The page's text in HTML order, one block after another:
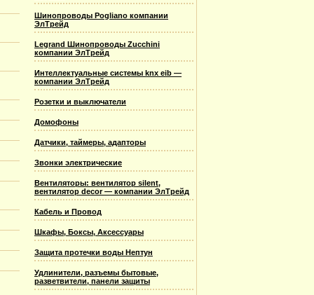
Шинопроводы Pogliano компании
ЭлТрейд
Legrand Шинопроводы Zucchini
компании ЭлТрейд
Интеллектуальные системы knx eib —
компании ЭлТрейд
Розетки и выключатели
Домофоны
Датчики, таймеры, адапторы
Звонки электрические
Вентиляторы: вентилятор silent,
вентилятор decor — компании ЭлТрейд
Кабель и Провод
Шкафы, Боксы, Аксессуары
Защита протечки воды Нептун
Удлинители, разъемы бытовые,
разветвители, панели защиты